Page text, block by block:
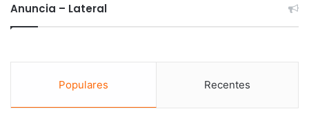
Anuncia – Lateral
Populares Recentes